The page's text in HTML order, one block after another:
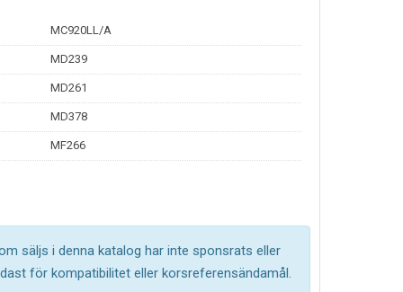
MC920LL/A
MD239
MD261
MD378
MF266
säljs i denna katalog har inte sponsrats eller
för kompatibilitet eller korsreferensändamål.